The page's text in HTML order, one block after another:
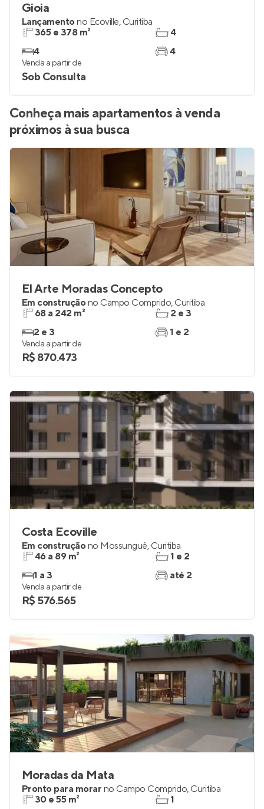
Gioia
Lançamentono Ecoville, Curitiba
365 e 378 m²
4
4
4
Venda a partir de
Sob Consulta
Conheça mais apartamentos à venda
próximos à sua busca
El Arte Moradas Concepto
Em construçãono Campo Comprido, Curitiba
68 a 242 m²
2 e 3
2 e 3
1 e 2
Venda a partir de
R$ 870.473
Costa Ecoville
Em construçãono Mossunguê, Curitiba
46 a 89 m²
1 a 3
1 e 2
até 2
Venda a partir de
R$ 576.565
Moradas da Mata
Pronto para morar no Campo Comprido, Curitiba
30 e 55 m²
1